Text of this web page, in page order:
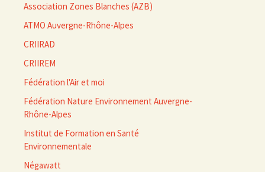
Association Zones Blanches (AZB)
ATMO Auvergne-Rhône-Alpes
CRIIRAD
CRIIREM
Fédération l'Air et moi
Fédération Nature Environnement Auvergne-
Rhône-Alpes
Institut de Formation en Santé
Environnementale
Négawatt